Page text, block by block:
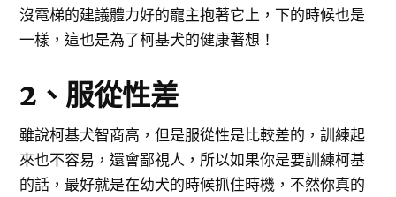
沒電梯的建議體力好的寵主抱著它上，下的時候也是
一樣，這也是為了柯基犬的健康著想！
2、服從性差
雖說柯基犬智商高，但是服從性是比較差的，訓練起
來也不容易，還會鄙視人，所以如果你是要訓練柯基
的話，最好就是在幼犬的時候抓住時機，不然你真的